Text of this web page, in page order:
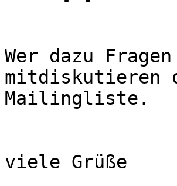
Wer dazu
mitdiskutieren
Mailingliste.
viele Grüße